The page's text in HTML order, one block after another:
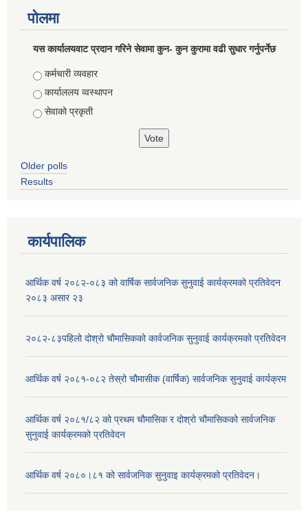
पोलमा
यस कार्यालयवाट प्रदान गरिने सेवामा कुन- कुन कुरामा वढी सुधार गर्नुपर्नेछ
Choices
कर्मचारी व्यवहार
कार्याललय व्वस्थापन
सेवाको प्रकृती
Older polls
Results
कार्यपालिक
आर्थिक वर्ष २०८२-०८३ को वार्षिक सार्वजनिक सुनुवाई कार्यक्रमको प्रतिवेदन
२०८३ असार २३
२०८२-८३पहिलो दोश्रो चौमासिकको कार्वजनिक सुनुवाई कार्यक्रमको प्रतिवेदन
आर्थिक वर्ष २०८१-०८२ तेस्रो चौमासीक (वार्षिक) सार्वजनिक सुनुवाई कार्यक्रम
आर्थिक वर्ष २०८१/८२ को प्रथम चौमासिक र दोश्रो चौमासिकको सार्वजनिक
सुनुवाई कार्यक्रमको प्रतिवेदन
आर्थिक वर्ष २०८०।८१ को सार्वजनिक सुनुवाइ कार्यक्रमको प्रतिवेदन।